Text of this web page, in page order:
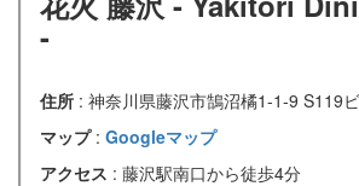
-
住所 : 神奈川県藤沢市鵠沼橘1-1-9 S119
マップ : Googleマップ
アクセス : 藤沢駅南口から徒歩4分